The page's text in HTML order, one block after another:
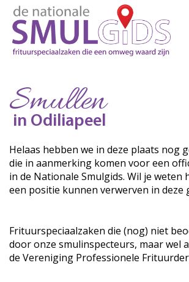
Smullen
in Odiliapeel
Helaas hebben we in deze plaats nog
die in aanmerking komen voor een
in de Nationale Smulgids. Wil je weten
een positie kunnen verwerven in deze
Frituurspeciaalzaken die (nog) niet
door onze smulinspecteurs, maar wel
de Vereniging Professionele